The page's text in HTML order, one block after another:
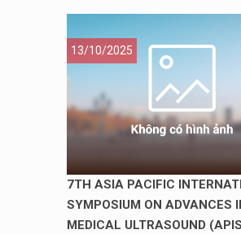
13/10/2025
7TH ASIA PACIFIC
SYMPOSIUM ON ADVANCES
MEDICAL ULTRASOUND